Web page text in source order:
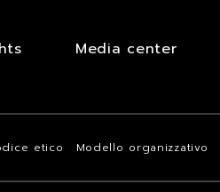
Media center
etico Modello organizzativo